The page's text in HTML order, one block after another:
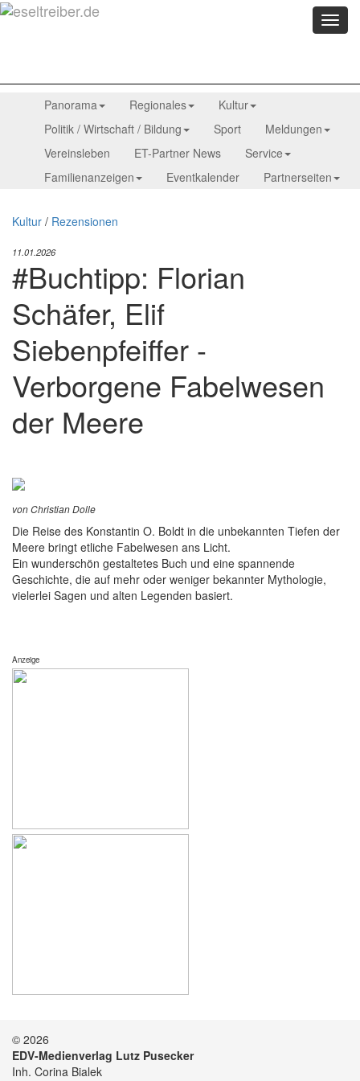
Menü
Panorama Regionales
Kultur
Politik / Wirtschaft / Bildung
Sport
Meldungen
Vereinsleben
ET-Partner News
Service
Familienanzeigen
Eventkalender Partnerseiten
Kultur / Rezensionen
11.01.2026
#Buchtipp: Florian
Schäfer, Elif
Siebenpfeiffer -
Verborgene Fabelwesen
der Meere
von Christian Dolle
Die Reise des Konstantin O. Boldt in die unbekannten Tiefen der
Meere bringt etliche Fabelwesen ans Licht.
Ein wunderschön gestaltetes Buch und eine spannende
Geschichte, die auf mehr oder weniger bekannter Mythologie,
vielerlei Sagen und alten Legenden basiert.
Anzeige
© 2026
EDV-Medienverlag Lutz Pusecker
Inh. Corina Bialek